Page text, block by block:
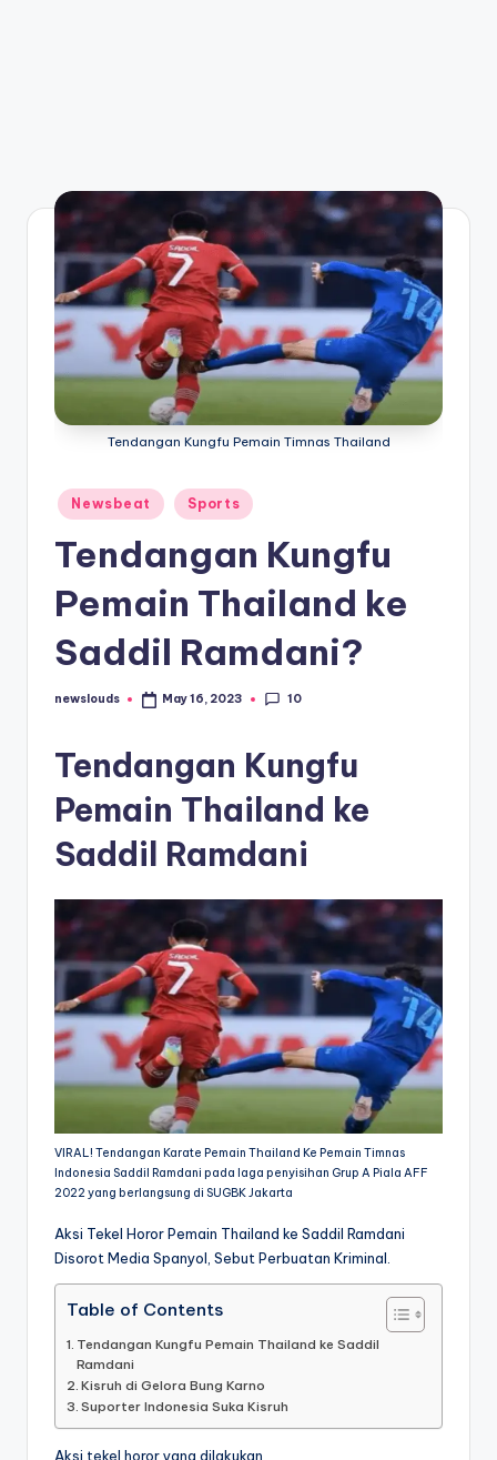
Tendangan Kungfu Pemain Timnas Thailand
Posted
in
Newsbeat Sports
Tendangan Kungfu
Pemain Thailand ke
Saddil Ramdani?
Posted
newslouds May 16, 2023 10
Tendangan Kungfu
Pemain Thailand ke
Saddil Ramdani
VIRAL! Tendangan Karate Pemain Thailand Ke Pemain Timnas
Indonesia Saddil Ramdani pada laga penyisihan Grup A Piala AFF
2022 yang berlangsung di SUGBK Jakarta
Aksi Tekel Horor Pemain Thailand ke Saddil Ramdani
Disorot Media Spanyol, Sebut Perbuatan Kriminal.
Table of Contents
Tendangan Kungfu Pemain Thailand ke Saddil
Ramdani
Kisruh di Gelora Bung Karno
Suporter Indonesia Suka Kisruh
Aksi tekel horor yang dilakukan